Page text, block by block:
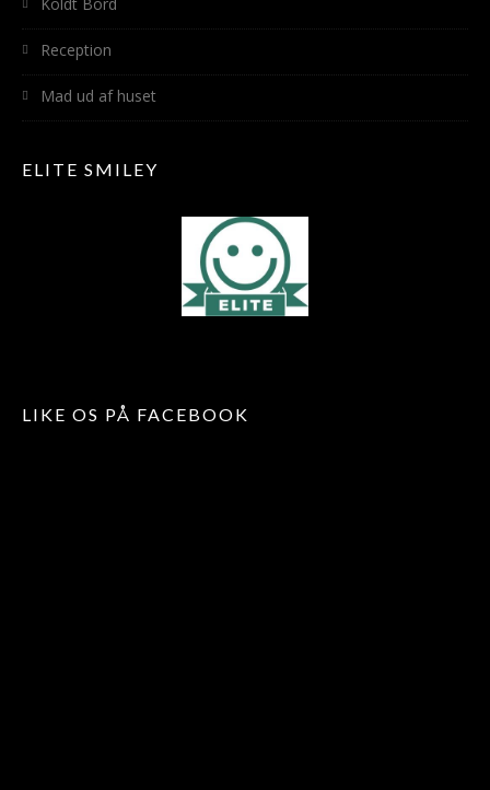
Reception
Mad ud af huset
ELITE SMILEY
LIKE OS PÅ FACEBOOK